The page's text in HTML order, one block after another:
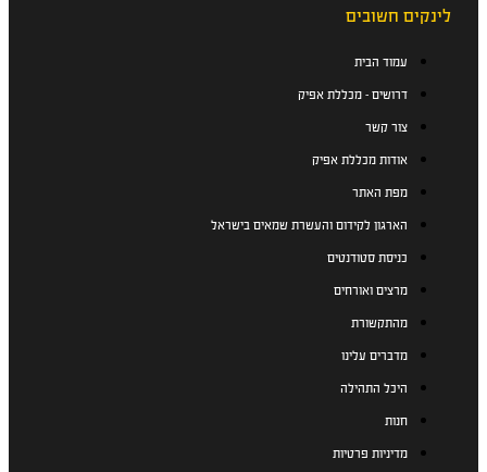
לינקים חשובים
עמוד הבית
דרושים - מכללת אפיק
צור קשר
אודות מכללת אפיק
מפת האתר
הארגון לקידום והעשרת שמאים בישראל
כניסת סטודנטים
מרצים ואורחים
מהתקשורת
מדברים עלינו
היכל התהילה
חנות
מדיניות פרטיות